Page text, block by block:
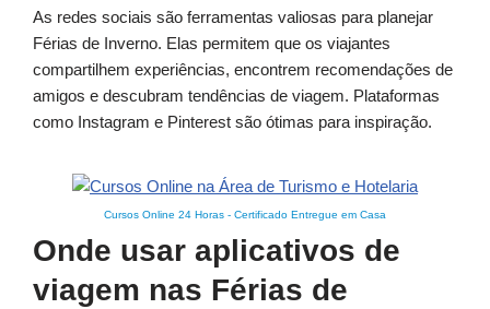
As redes sociais são ferramentas valiosas para planejar
Férias de Inverno. Elas permitem que os viajantes
compartilhem experiências, encontrem recomendações de
amigos e descubram tendências de viagem. Plataformas
como Instagram e Pinterest são ótimas para inspiração.
Cursos Online 24 Horas - Certificado Entregue em Casa
Onde usar aplicativos de
viagem nas Férias de